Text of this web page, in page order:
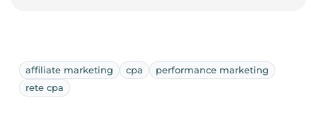
affiliate marketing cpa
performance marketing
rete cpa